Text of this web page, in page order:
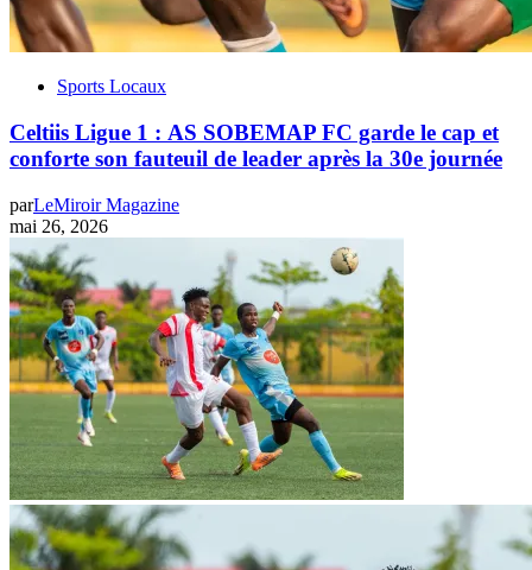
Sports Locaux
Celtiis Ligue 1 : AS SOBEMAP FC garde le cap et
conforte son fauteuil de leader après la 30e journée
parLeMiroir Magazine
mai 26, 2026